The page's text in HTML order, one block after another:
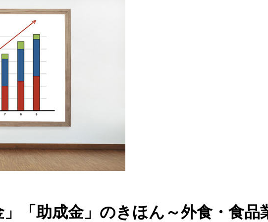
「助成金」のきほん～外食・食品